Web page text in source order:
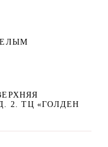
2. ТЦ «ГОЛДЕН